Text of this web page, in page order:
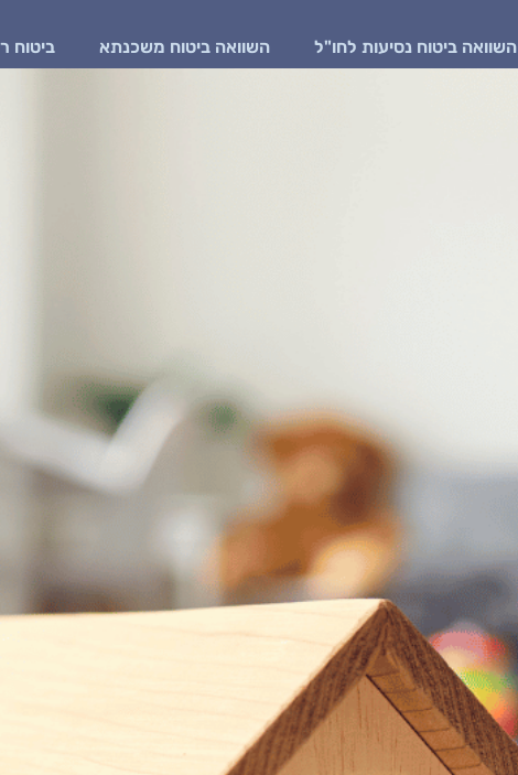
השוואה ביטוח נסיעות לחו"ל השוואה ביטוח משכנתא ביטוח